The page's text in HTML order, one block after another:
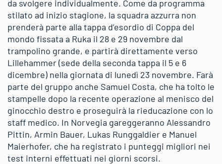
da svolgere individualmente. Come da programma
stilato ad inizio stagione, la squadra azzurra non
prenderà parte alla tappa d’esordio di Coppa del
mondo fissata a Ruka il 28 e 29 novembre dal
trampolino grande, e partirà direttamente verso
Lillehammer (sede della seconda tappa il 5 e 6
dicembre) nella giornata di lunedì 23 novembre. Farà
parte del gruppo anche Samuel Costa, che ha tolto le
stampelle dopo la recente operazione al menisco del
ginocchio destro e proseguirà la rieducazione con lo
staff medico. In Norvegia gareggeranno Alessandro
Pittin, Armin Bauer, Lukas Runggaldier e Manuel
Maierhofer, che ha registrato i punteggi migliori nei
test interni effettuati nei giorni scorsi.